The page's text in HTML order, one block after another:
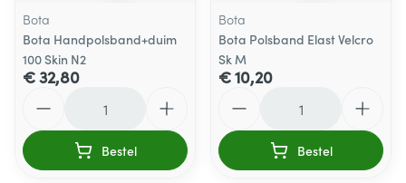
Bota
Bota Handpolsband+duim
100 Skin N2
€ 32,80
Bestel
Bota
Bota Polsband Elast Velcro
Sk M
€ 10,20
Bestel